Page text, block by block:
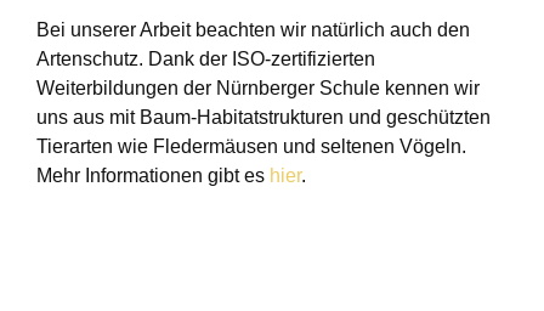
Bei unserer Arbeit beachten wir natürlich auch den
Artenschutz. Dank der ISO-zertifizierten
Weiterbildungen der Nürnberger Schule kennen wir
uns aus mit Baum-Habitatstrukturen und geschützten
Tierarten wie Fledermäusen und seltenen Vögeln.
Mehr Informationen gibt es hier.